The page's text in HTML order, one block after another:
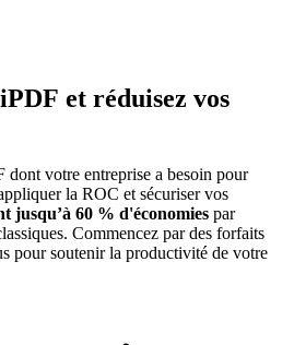
et réduisez vos
dont votre entreprise a besoin pour
la ROC et sécuriser vos
jusqu’à 60 % d'économies par
Commencez par des forfaits
pour soutenir la productivité de votre